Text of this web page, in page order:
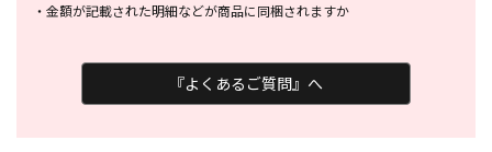
・ 金額が記載された明細などが商品に同梱されますか
『よくあるご質問』へ